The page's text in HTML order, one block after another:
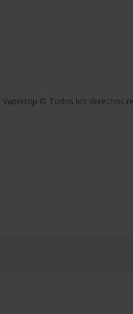
Vapertop © Todos los derechos